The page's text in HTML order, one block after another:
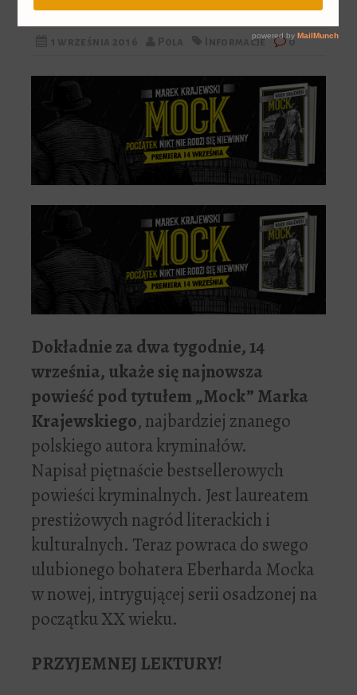
Informacje 0
Dokładnie za dwa tygodnie, 14
września, ukaże się najnowsza
powieść pod tytułem „Mock” Marka
Krajewskiego, najbardziej znanego
polskiego autora kryminałów.
Napisał piętnaście bestsellerowych
powieści kryminalnych. Jest laureatem
prestiżowych nagród literackich i
kulturalnych. Teraz powraca do swego
ulubionego bohatera Eberharda Mocka
w nowej, intrygującej serii osadzonej na
początku XX wieku.
PRZYJEMNEJ LEKTURY!